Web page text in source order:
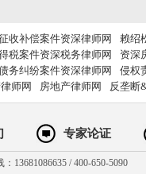
收补偿案件资深律师网 赖绍
税案件资深税务律师网 资深
务纠纷案件资深律师网
侵权
师网
房地产律师网 反垄断
专家论证
13681086635 / 400-650-5090